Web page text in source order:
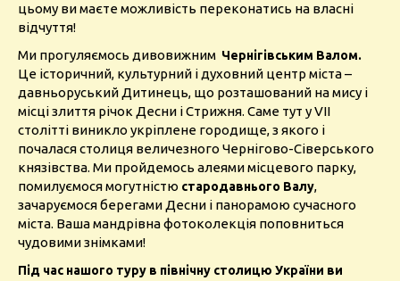
цьому ви маєте можливість переконатись на власні
відчуття!
Ми прогуляємось дивовижним Чернігівським Валом.
Це історичний, культурний і духовний центр міста –
давньоруський Дитинець, що розташований на мису і
місці злиття річок Десни і Стрижня. Саме тут у VII
столітті виникло укріплене городище, з якого і
почалася столиця величезного Чернігово-Сіверського
князівства. Ми пройдемось алеями місцевого парку,
помилуємося могутністю стародавнього Валу,
зачаруємося берегами Десни і панорамою сучасного
міста. Ваша мандрівна фотоколекція поповниться
чудовими знімками!
Під час нашого туру в північну столицю України ви